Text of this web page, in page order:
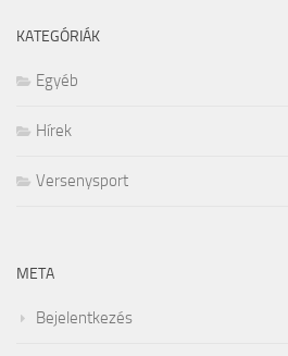
KATEGÓRIÁK
Egyéb
Hírek
Versenysport
META
Bejelentkezés